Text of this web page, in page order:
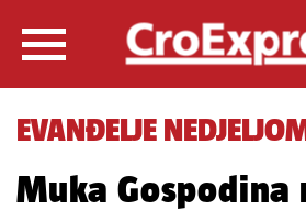
EVANĐELJE
Muka Gospodina